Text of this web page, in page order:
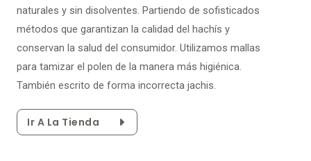
naturales y sin disolventes. Partiendo de sofisticados
métodos que garantizan la calidad del hachís y
conservan la salud del consumidor. Utilizamos mallas
para tamizar el polen de la manera más higiénica.
También escrito de forma incorrecta jachis.
Ir A La Tienda